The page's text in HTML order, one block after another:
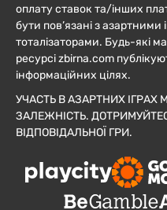
оплату ставок та/інших
бути пов’язані з
тоталізаторами. Будь-які
ресурсі zbirna.com
інформаційних цілях.
УЧАСТЬ В АЗАРТНИХ ІГРАХ
ЗАЛЕЖНІСТЬ.
ВІДПОВІДАЛЬНОЇ ГРИ.